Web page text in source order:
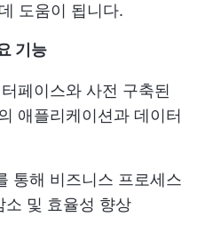
도움이 됩니다.
기능
페이스와 사전 구축된
애플리케이션과 데이터
통해 비즈니스 프로세스
소 및 효율성 향상